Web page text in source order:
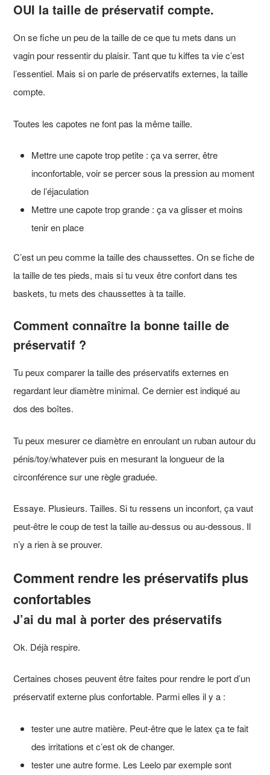
OUI la taille de préservatif compte.
On se fiche un peu de la taille de ce que tu mets dans un
vagin pour ressentir du plaisir. Tant que tu kiffes ta vie c’est
l’essentiel. Mais si on parle de préservatifs externes, la taille
compte.
Toutes les capotes ne font pas la même taille.
Mettre une capote trop petite : ça va serrer, être
inconfortable, voir se percer sous la pression au moment
de l’éjaculation
Mettre une capote trop grande : ça va glisser et moins
tenir en place
C’est un peu comme la taille des chaussettes. On se fiche de
la taille de tes pieds, mais si tu veux être confort dans tes
baskets, tu mets des chaussettes à ta taille.
Comment connaître la bonne taille de
préservatif ?
Tu peux comparer la taille des préservatifs externes en
regardant leur diamètre minimal. Ce dernier est indiqué au
dos des boîtes.
Tu peux mesurer ce diamètre en enroulant un ruban autour du
pénis/toy/whatever puis en mesurant la longueur de la
circonférence sur une règle graduée.
Essaye. Plusieurs. Tailles. Si tu ressens un inconfort, ça vaut
peut-être le coup de test la taille au-dessus ou au-dessous. Il
n’y a rien à se prouver.
Comment rendre les préservatifs plus
confortables
J’ai du mal à porter des préservatifs
Ok. Déjà respire.
Certaines choses peuvent être faites pour rendre le port d’un
préservatif externe plus confortable. Parmi elles il y a :
tester une autre matière. Peut-être que le latex ça te fait
des irritations et c’est ok de changer.
tester une autre forme. Les Leelo par exemple sont